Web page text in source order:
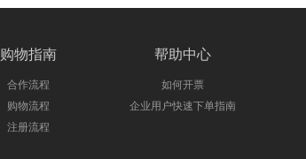
购物指南
合作流程
购物流程
注册流程
帮助中心
如何开票
企业用户快速下单指南